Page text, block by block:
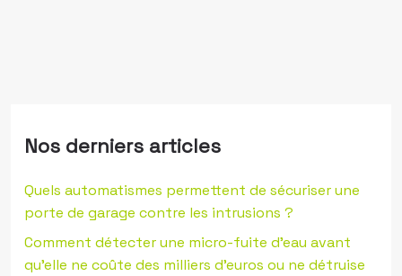
Nos derniers articles
Quels automatismes permettent de sécuriser une
porte de garage contre les intrusions ?
Comment détecter une micro-fuite d’eau avant
qu’elle ne coûte des milliers d’euros ou ne détruise